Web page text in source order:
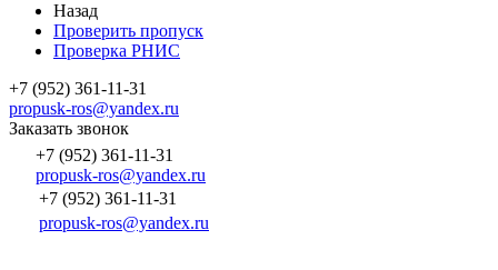
Назад
Проверить пропуск
Проверка РНИС
+7 (952) 361-11-31
propusk-ros@yandex.ru
Заказать звонок
+7 (952) 361-11-31
propusk-ros@yandex.ru
+7 (952) 361-11-31
propusk-ros@yandex.ru